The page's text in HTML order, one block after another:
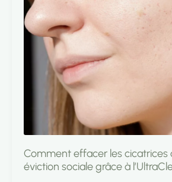
Comment effacer les cicatrices
éviction sociale grâce à